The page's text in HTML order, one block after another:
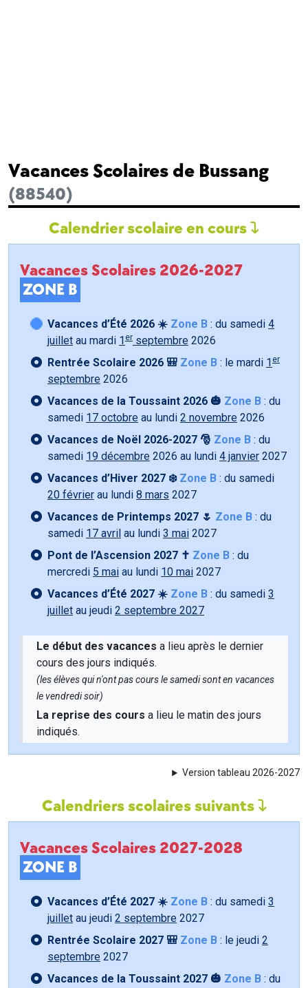
Vacances Scolaires de Bussang
(88540)
Calendrier scolaire en cours
Vacances Scolaires 2026-2027
ZONE B
Vacances d’Été 2026 ☀️ Zone B : du samedi 4
juillet au mardi 1 er septembre 2026
Rentrée Scolaire 2026 🎒 Zone B : le mardi 1 er
septembre 2026
Vacances de la Toussaint 2026 🎃 Zone B : du
samedi 17 octobre au lundi 2 novembre 2026
Vacances de Noël 2026-2027 🎅 Zone B : du
samedi 19 décembre 2026 au lundi 4 janvier 2027
Vacances d’Hiver 2027 ❄️ Zone B : du samedi
20 février au lundi 8 mars 2027
Vacances de Printemps 2027 🌷 Zone B : du
samedi 17 avril au lundi 3 mai 2027
Pont de l’Ascension 2027 ✝️ Zone B : du
mercredi 5 mai au lundi 10 mai 2027
Vacances d’Été 2027 ☀️ Zone B : du samedi 3
juillet au jeudi 2 septembre 2027
Le début des vacances a lieu après le dernier
cours des jours indiqués.
(les élèves qui n'ont pas cours le samedi sont en vacances
le vendredi soir)
La reprise des cours a lieu le matin des jours
indiqués.
Version tableau 2026-2027
Calendriers scolaires suivants
Vacances Scolaires 2027-2028
ZONE B
Vacances d’Été 2027 ☀️ Zone B : du samedi 3
juillet au jeudi 2 septembre 2027
Rentrée Scolaire 2027 🎒 Zone B : le jeudi 2
septembre 2027
Vacances de la Toussaint 2027 🎃 Zone B : du